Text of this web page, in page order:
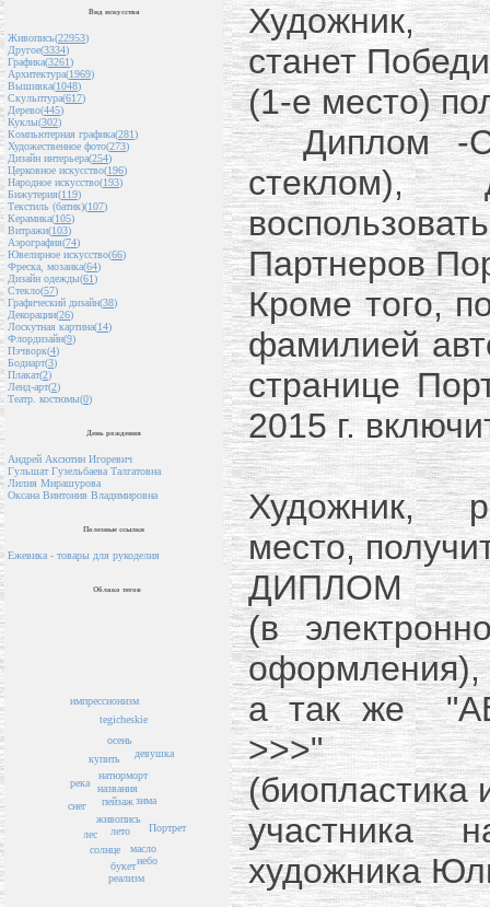
Вид искусства
Живопись(22953)
Другое(3334)
Графика(3261)
Архитектура(1969)
Вышивка(1048)
Скульптура(617)
Дерево(445)
Куклы(302)
Компьютерная графика(281)
Художественное фото(273)
Дизайн интерьера(254)
Церковное искусство(196)
Народное искусство(193)
Бижутерия(119)
Текстиль (батик)(107)
Керамика(105)
Витражи(103)
Аэрография(74)
Ювелирное искусство(66)
Фреска, мозаика(64)
Дизайн одежды(61)
Стекло(57)
Графический дизайн(38)
Декорации(26)
Лоскутная картина(14)
Флордизайн(9)
Пэчворк(4)
Бодиарт(3)
Плакат(2)
Ленд-арт(2)
Театр. костюмы(0)
День рождения
Андрей Аксютин Игоревич
Гульшат Гузельбаева Талгатовна
Лилия Мирашурова
Оксана Винтонив Владимировна
Полезные ссылки
Ежевика - товары для рукоделия
Облако тегов
пейзаж
названия
живопись
лето
натюрморт
купить
солнце
лес
зима
осень
букет
масло
река
снег
tegicheskie
реализм
небо
импрессионизм
Портрет
девушка
станет
(1-е место)
Диплом -
стеклом),
Партнеров
Кроме того,
фамилией
странице
2015 г.
Художник,
место,
ДИПЛОМ
(в
оформления),
а так же
>>>"
(биопластика
участника
художника